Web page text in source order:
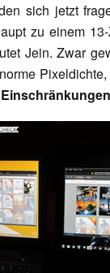
sich jetzt
zu einem
Jein. Zwar